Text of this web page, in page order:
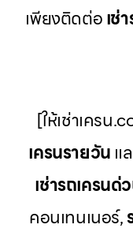
เพียงติดต่อเช่
[ให้เช่าเครน
เครนรายวัน แ
เช่ารถเครนด่
คอนเทนเนอร์,